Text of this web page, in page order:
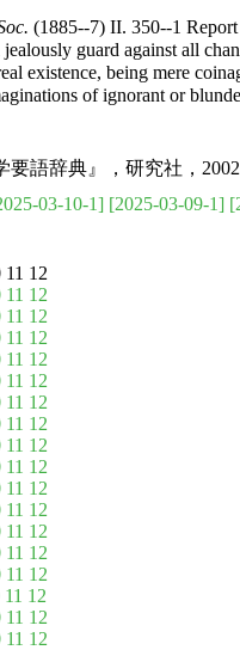
(1885--7) II. 350--1
guard against all
existence, being mere
of ignorant or
語辞典』，研究社，
03-10-1] [2025-03-09-1]
11 12
11 12
11 12
11 12
11 12
11 12
11 12
11 12
11 12
11 12
11 12
11 12
11 12
11 12
11 12
11 12
11 12
11 12